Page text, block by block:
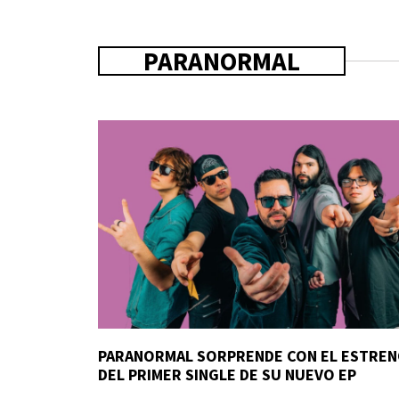
PARANORMAL
PARANORMAL SORPRENDE CON EL
DEL PRIMER SINGLE DE SU NUEVO EP